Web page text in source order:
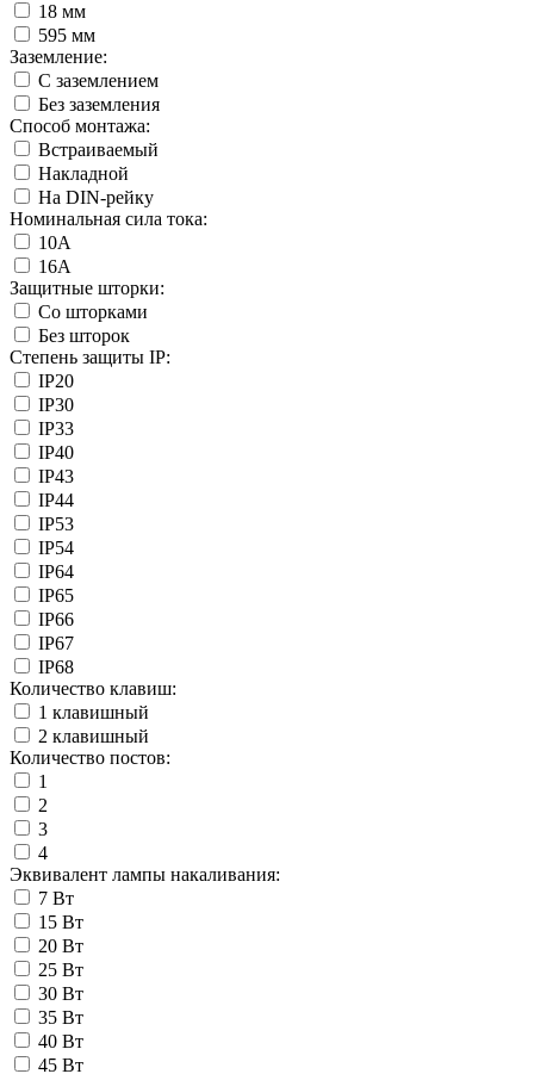
18 мм
595 мм
Заземление:
С заземлением
Без заземления
Способ монтажа:
Встраиваемый
Накладной
На DIN-рейку
Номинальная сила тока:
10А
16А
Защитные шторки:
Со шторками
Без шторок
Степень защиты IP:
IP20
IP30
IP33
IP40
IP43
IP44
IP53
IP54
IP64
IP65
IP66
IP67
IP68
Количество клавиш:
1 клавишный
2 клавишный
Количество постов:
1
2
3
4
Эквивалент лампы накаливания:
7 Вт
15 Вт
20 Вт
25 Вт
30 Вт
35 Вт
40 Вт
45 Вт